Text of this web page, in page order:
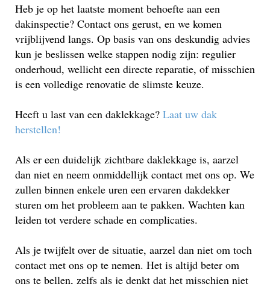
Heb je op het laatste moment behoefte aan een
dakinspectie? Contact ons gerust, en we komen
vrijblijvend langs. Op basis van ons deskundig advies
kun je beslissen welke stappen nodig zijn: regulier
onderhoud, wellicht een directe reparatie, of misschien
is een volledige renovatie de slimste keuze.
Heeft u last van een daklekkage? Laat uw dak
herstellen!
Als er een duidelijk zichtbare daklekkage is, aarzel
dan niet en neem onmiddellijk contact met ons op. We
zullen binnen enkele uren een ervaren dakdekker
sturen om het probleem aan te pakken. Wachten kan
leiden tot verdere schade en complicaties.
Als je twijfelt over de situatie, aarzel dan niet om toch
contact met ons op te nemen. Het is altijd beter om
ons te bellen, zelfs als je denkt dat het misschien niet